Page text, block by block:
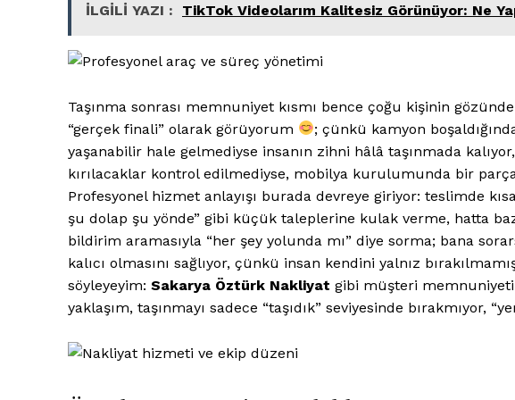
İLGİLİ YAZI : TikTok Videolarım Kalitesiz Görünüyor: Ne
Taşınma sonrası memnuniyet kısmı bence çoğu kişinin
“gerçek finali” olarak görüyorum
; çünkü kamyon
yaşanabilir hale gelmediyse insanın zihni hâlâ taşınmada
kırılacaklar kontrol edilmediyse, mobilya kurulumunda bir
Profesyonel hizmet anlayışı burada devreye giriyor: teslimde
şu dolap şu yönde” gibi küçük taleplerine kulak verme, hatta
bildirim aramasıyla “her şey yolunda mı” diye sorma; bana
kalıcı olmasını sağlıyor, çünkü insan kendini yalnız
söyleyeyim: Sakarya Öztürk Nakliyat gibi müşteri
yaklaşım, taşınmayı sadece “taşıdık” seviyesinde bırakmıyor,